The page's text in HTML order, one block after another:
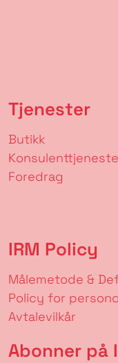
Tjenester
Butikk
Foredrag
IRM Policy
Målemetode &
Policy for
Avtalevilkår
Abonner på